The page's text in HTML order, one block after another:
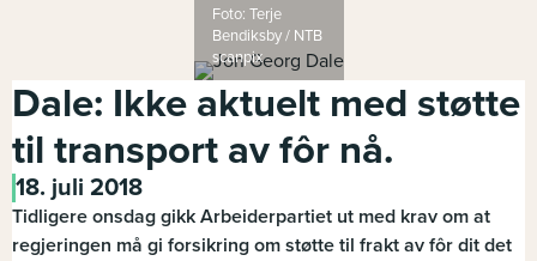
Foto: Terje
Bendiksby / NTB
scanpix
Dale: Ikke aktuelt med støtte
til transport av fôr nå.
18. juli 2018
Tidligere onsdag gikk Arbeiderpartiet ut med krav om at
regjeringen må gi forsikring om støtte til frakt av fôr dit det